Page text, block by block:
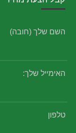
השם שלך (חובה)
האימייל שלך:
טלפון